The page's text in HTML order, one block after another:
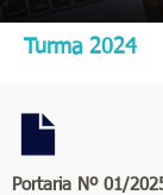
Turma 2024
Portaria Nº 01/